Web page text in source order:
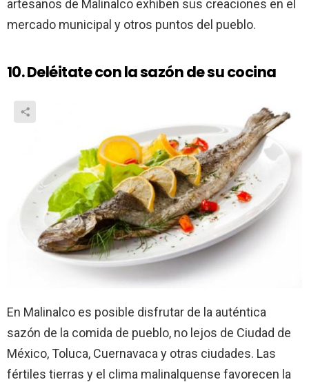
artesanos de Malinalco exhiben sus creaciones en el
mercado municipal y otros puntos del pueblo.
10. Deléitate con la sazón de su cocina
En Malinalco es posible disfrutar de la auténtica
sazón de la comida de pueblo, no lejos de Ciudad de
México, Toluca, Cuernavaca y otras ciudades. Las
fértiles tierras y el clima malinalquense favorecen la